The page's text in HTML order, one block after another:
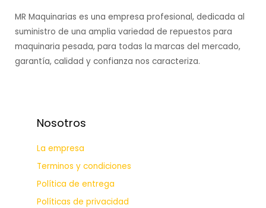
MR Maquinarias es una empresa profesional, dedicada al
suministro de una amplia variedad de repuestos para
maquinaria pesada, para todas la marcas del mercado,
garantía, calidad y confianza nos caracteriza.
Nosotros
La empresa
Terminos y condiciones
Política de entrega
Políticas de privacidad